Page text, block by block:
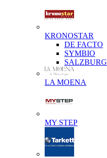
KRONOSTAR
DE FACTO
SYMBIO
SALZBURG
LA MOENA
MY STEP